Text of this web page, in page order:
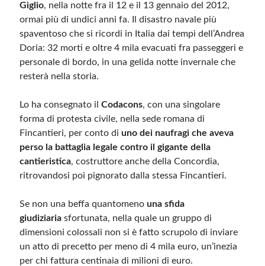
Meta
Accedi
Feed dei contenuti
Feed dei commenti
WordPress.org
Giglio, nella notte fra il 12 e il 13 gennaio del 2012,
ormai più di undici anni fa. Il disastro navale più
spaventoso che si ricordi in Italia dai tempi dell’Andrea
Doria: 32 morti e oltre 4 mila evacuati fra passeggeri e
personale di bordo, in una gelida notte invernale che
resterà nella storia.
Lo ha consegnato il Codacons, con una singolare
forma di protesta civile, nella sede romana di
Fincantieri, per conto di uno dei naufragi che aveva
perso la battaglia legale contro il gigante della
cantieristica, costruttore anche della Concordia,
ritrovandosi poi pignorato dalla stessa Fincantieri.
Se non una beffa quantomeno una sfida
giudiziaria sfortunata, nella quale un gruppo di
dimensioni colossali non si è fatto scrupolo di inviare
un atto di precetto per meno di 4 mila euro, un’inezia
per chi fattura centinaia di milioni di euro.